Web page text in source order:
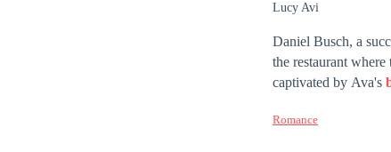
Lucy Avi
Daniel Busch, a
the restaurant
captivated by Ava's
wealthy family.Now,
Romance